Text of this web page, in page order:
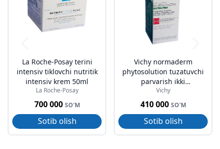
La Roche-Posay terini
intensiv tiklovchi nutritik
intensiv krem 50ml
La Roche-Posay
700 000 SO'M
Sotib olish
Vichy normaderm
phytosolution tuzatuvchi
parvarish ikki
tomonlama 50ml
Vichy
410 000 SO'M
Sotib olish